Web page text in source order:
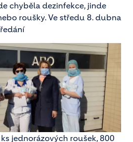
chyběla dezinfekce, jinde
roušky. Ve středu 8. dubna
jednorázových roušek, 800